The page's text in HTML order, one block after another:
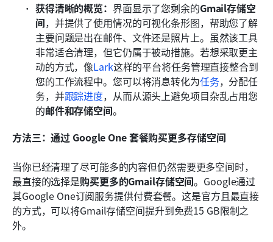
获得清晰的概览： 界面显示了您剩余的Gmail存储空
间，并提供了使用情况的可视化条形图，帮助您了解
主要问题是出在邮件、文件还是照片上。虽然该工具
非常适合清理，但它仍属于被动措施。若想采取更主
动的方式，像Lark这样的平台将任务管理直接整合到
您的工作流程中。您可以将消息转化为任务，分配任
务，并跟踪进度，从而从源头上避免项目杂乱占用您
的邮件和存储空间。
方法三：通过 Google One 套餐购买更多存储空间
当你已经清理了尽可能多的内容但仍然需要更多空间时，
最直接的选择是购买更多的Gmail存储空间。Google通过
其Google One订阅服务提供付费套餐。这是官方且最直接
的方式，可以将Gmail存储空间提升到免费15 GB限制之
外。